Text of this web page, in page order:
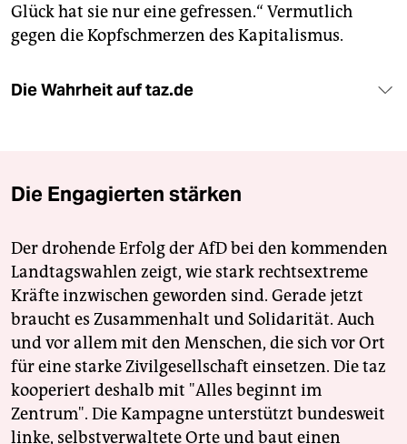
Glück hat sie nur eine gefressen.“ Vermutlich
gegen die Kopfschmerzen des Kapitalismus.
Die Wahrheit auf taz.de
Die Engagierten stärken
Der drohende Erfolg der AfD bei den kommenden
Landtagswahlen zeigt, wie stark rechtsextreme
Kräfte inzwischen geworden sind. Gerade jetzt
braucht es Zusammenhalt und Solidarität. Auch
und vor allem mit den Menschen, die sich vor Ort
für eine starke Zivilgesellschaft einsetzen. Die taz
kooperiert deshalb mit "Alles beginnt im
Zentrum". Die Kampagne unterstützt bundesweit
linke, selbstverwaltete Orte und baut einen